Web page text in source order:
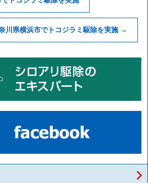
川県横浜市でトコジラミ駆除を実施 →